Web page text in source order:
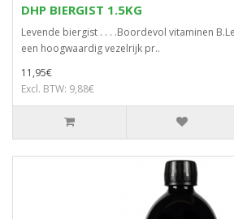
DHP BIERGIST 1.5KG
Levende biergist . . . .Boordevol vitaminen
een hoogwaardig vezelrijk pr..
11,95€
Excl. BTW: 9,88€